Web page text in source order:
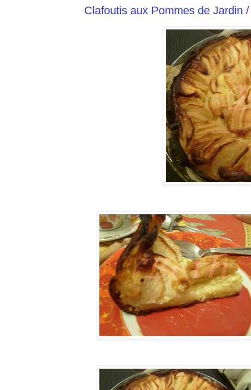
Clafoutis aux Pommes de Jardin